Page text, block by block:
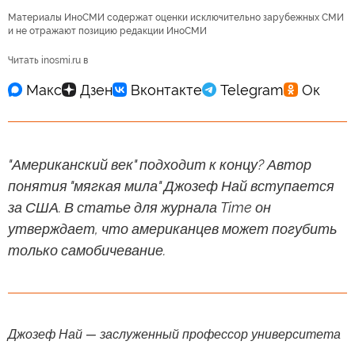
Материалы ИноСМИ содержат оценки исключительно зарубежных СМИ
и не отражают позицию редакции ИноСМИ
Читать inosmi.ru в
"Американский век" подходит к концу? Автор
понятия "мягкая мила" Джозеф Най вступается
за США. В статье для журнала Time он
утверждает, что американцев может погубить
только самобичевание.
Джозеф Най — заслуженный профессор университета